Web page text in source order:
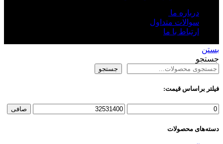
درباره ما
سوالات متداول
ارتباط با ما
بستن
جستجو
جستجو
فیلتر براساس قیمت:
حداقل
حداكثر
صافی
دسته‌های محصولات